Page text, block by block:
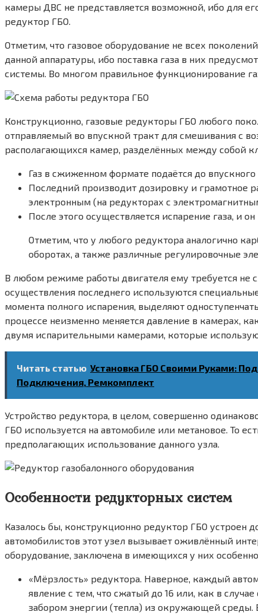
камеры ДВС не представляется возможной, ибо для
редуктор ГБО.
Отметим, что газовое оборудование не всех
данной аппаратуры, ибо поставка газа в них
системы. Во многом правильное функционирование
Конструкционно, газовые редукторы ГБО любого
отправляемый во впускной тракт для смешивания с
располагающихся камер, разделённых между собой
Газ в сжиженном формате подаётся до
Последний производит дозировку и грамотное
электронным (на редукторах с
После этого осуществляется испарение газа, и
Отметим, что у любого редуктора аналогично
оборотах, а также различные регулировочные
В любом режиме работы двигателя ему требуется не
осуществления последнего используются
момента полного испарения, выделяют
процессе неизменно меняется давление в камерах,
двумя испарительными камерами, которые
Читать статью Установка ГБО Своими Руками:
Подключения, Ремкомплект
Устройство редуктора, в целом, совершенно
ГБО используется на автомобиле или метановое. То
предполагающих использование данного узла.
Особенности редукторных систем
Казалось бы, конструкционно редуктор ГБО устроен
автомобилистов этот узел вызывает оживлённый
оборудование, заключена в имеющихся у них
«Мёрзлость» редуктора. Наверное, каждый
явление с тем, что сжатый до 16 или, как в
забором энергии (тепла) из окружающей среды.